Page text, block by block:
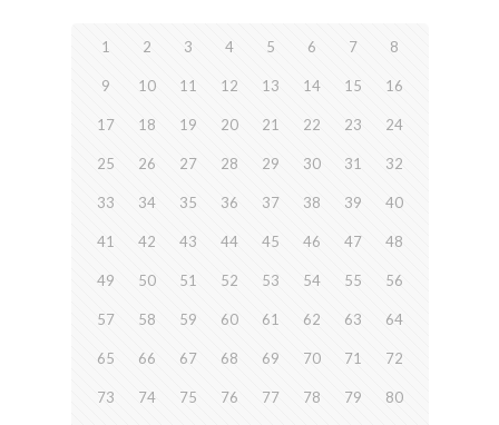
1 2 3 4 5 6 7 8
9 10 11 12 13 14 15 16
17 18 19 20 21 22 23 24
25 26 27 28 29 30 31 32
33 34 35 36 37 38 39 40
41 42 43 44 45 46 47 48
49 50 51 52 53 54 55 56
57 58 59 60 61 62 63 64
65 66 67 68 69 70 71 72
73 74 75 76 77 78 79 80